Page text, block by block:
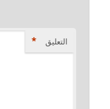
التعليق *